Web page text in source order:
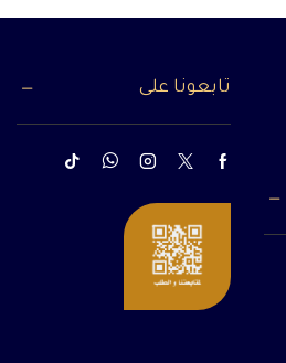
تابعونا على